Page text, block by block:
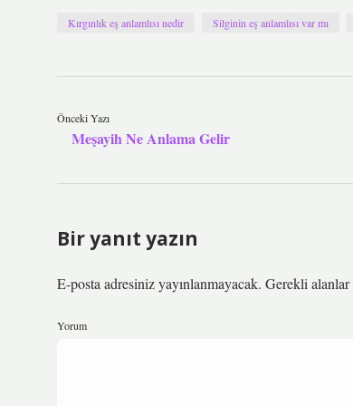
Kırgınlık eş anlamlısı nedir Silginin eş anlamlısı var mı
Önceki Yazı
Meşayih Ne Anlama Gelir
Bir yanıt yazın
E-posta adresiniz yayınlanmayacak. Gerekli alanlar
Yorum